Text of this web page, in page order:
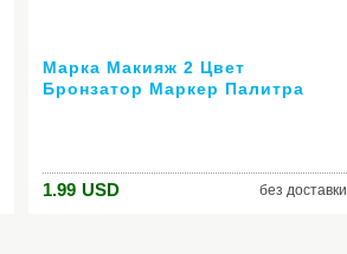
Марка Макияж 2 Цвет
Бронзатор Маркер Палитра
1.99 USD без доставки